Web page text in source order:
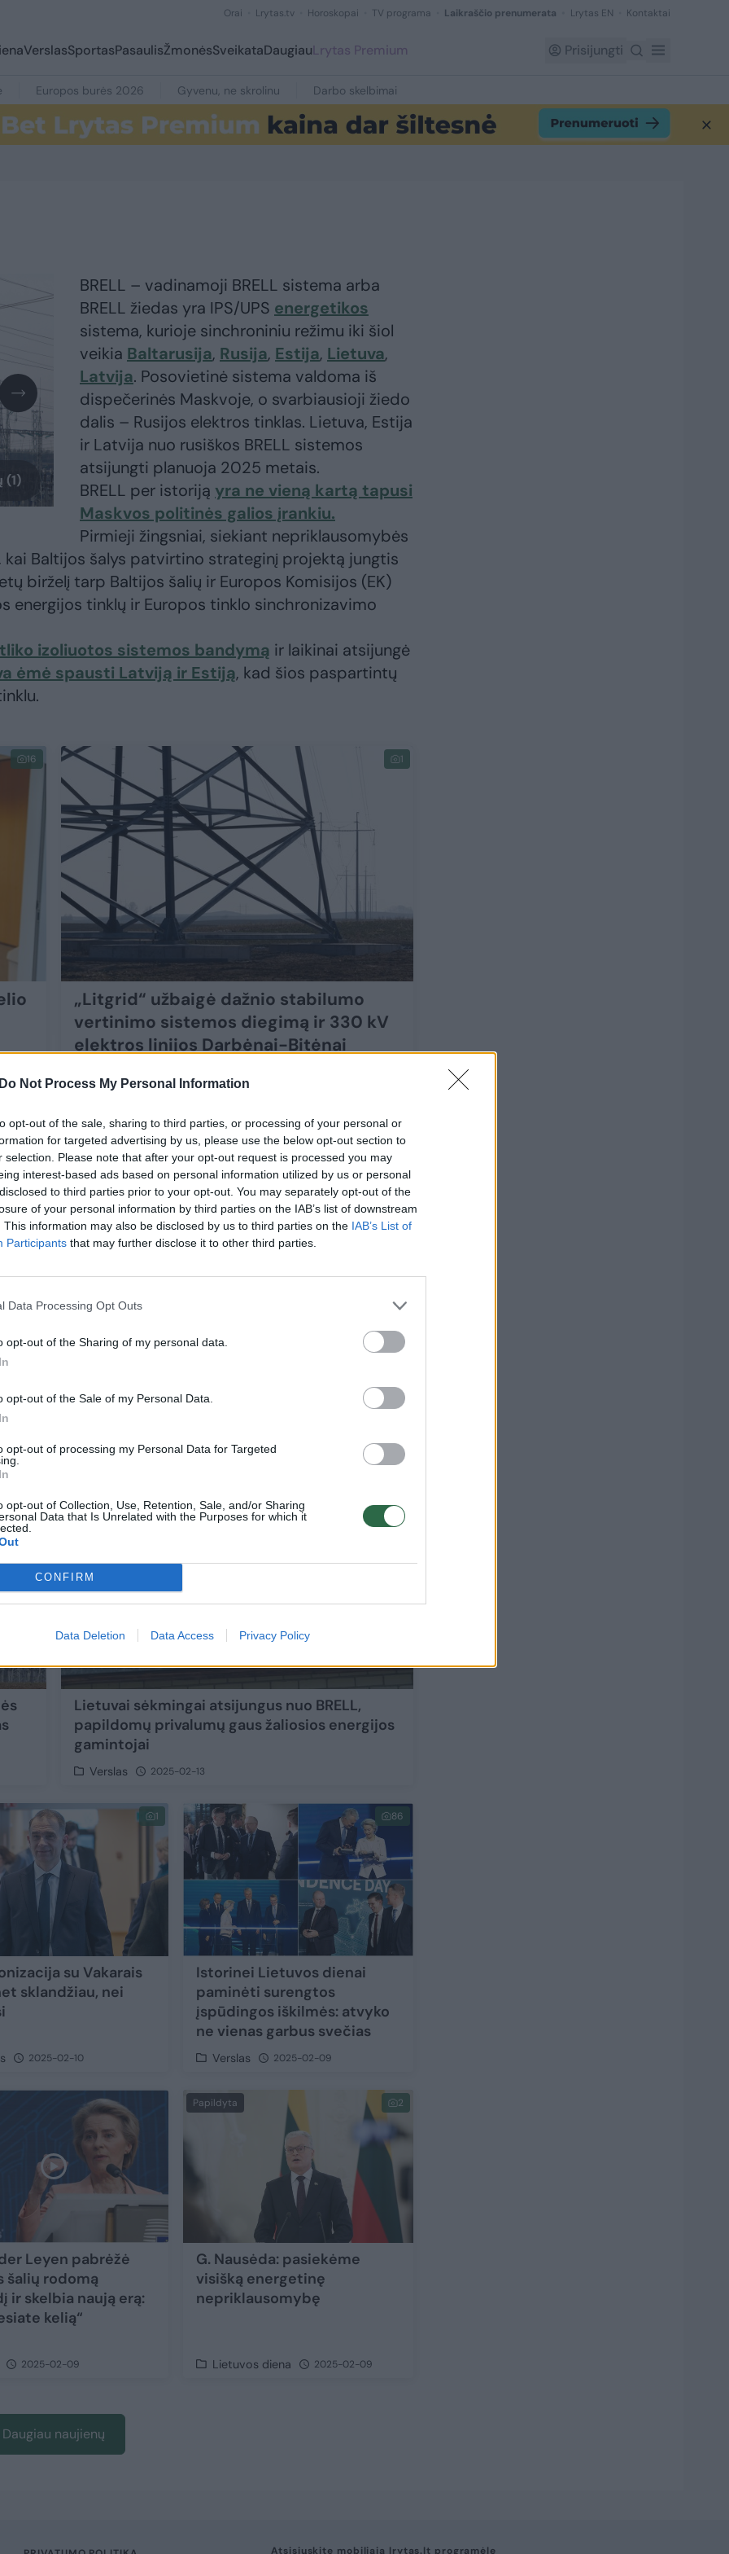
Do Not Process My Personal Information
opt-out of the sale, sharing to third parties, or processing of your personal or
for targeted advertising by us, please use the below opt-out section to
selection. Please note that after your opt-out request is processed you may
interest-based ads based on personal information utilized by us or personal
to third parties prior to your opt-out. You may separately opt-out of the
of your personal information by third parties on the IAB’s list of downstream
This information may also be disclosed by us to third parties on the IAB’s List of
Participants that may further disclose it to other third parties.
Data Processing Opt Outs
opt-out of the Sharing of my personal data.
opt-out of the Sale of my Personal Data.
opt-out of processing my Personal Data for Targeted
opt-out of Collection, Use, Retention, Sale, and/or Sharing
Data that Is Unrelated with the Purposes for which it
CONFIRM
Data Deletion Data Access Privacy Policy
Orai Lrytas.tv Horoskopai TV programa Laikraščio prenumerata Lrytas EN Kontaktai
VerslasSportasPasaulisŽmonėsSveikataDaugiauLrytas Premium Prisijungti
Europos burės 2026 Gyvenu, ne skrolinu Darbo skelbimai
(1)
BRELL – vadinamoji BRELL sistema arba
BRELL žiedas yra IPS/UPS energetikos
sistema, kurioje sinchroniniu režimu iki šiol
veikia Baltarusija, Rusija, Estija, Lietuva,
Latvija. Posovietinė sistema valdoma iš
dispečerinės Maskvoje, o svarbiausioji žiedo
dalis – Rusijos elektros tinklas. Lietuva, Estija
ir Latvija nuo rusiškos BRELL sistemos
atsijungti planuoja 2025 metais.
BRELL per istoriją yra ne vieną kartą tapusi
Maskvos politinės galios įrankiu.
Pirmieji žingsniai, siekiant nepriklausomybės
kai Baltijos šalys patvirtino strateginį projektą jungtis
birželį tarp Baltijos šalių ir Europos Komisijos (EK)
energijos tinklų ir Europos tinklo sinchronizavimo
izoliuotos sistemos bandymą ir laikinai atsijungė
ėmė spausti Latviją ir Estiją, kad šios paspartintų
16 1
„Litgrid“ užbaigė dažnio stabilumo
vertinimo sistemos diegimą ir 330 kV
elektros linijos Darbėnai-Bitėnai
59
kaip Lietuvoje
pirmieji BRELL žiedo
kadruose – istoriniai
Papildyta 58
virstantys stulpai: akimirka
nuguls į istorijos puslapius
1
Lietuvai sėkmingai atsijungus nuo BRELL,
papildomų privalumų gaus žaliosios energijos
gamintojai
Verslas 2025-02-13
1
su Vakarais
sklandžiau, nei
2025-02-10
86
Istorinei Lietuvos dienai
paminėti surengtos
įspūdingos iškilmės: atvyko
ne vienas garbus svečias
Verslas 2025-02-09
Leyen pabrėžė
šalių rodomą
ir skelbia naują erą:
kelią“
2025-02-09
Papildyta 2
G. Nausėda: pasiekėme
visišką energetinę
nepriklausomybę
Lietuvos diena 2025-02-09
Daugiau naujienų
Atsisiųskite mobiliąją lrytas.lt programėlę